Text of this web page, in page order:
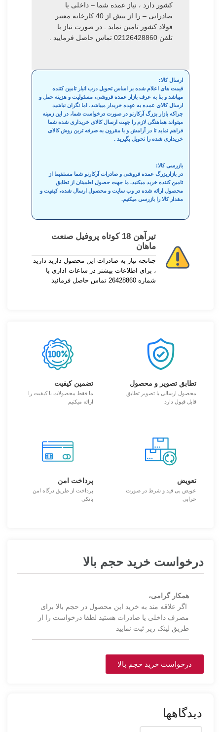
کشور دارد ، نیاز عمده شما – داخلی یا
صادراتی – را از بیش از 40 کارخانه معتبر
فولاد کشور تامین نماید . در صورت نیاز با
تلفن 02126428860 تماس حاصل فرمایید .
ارسال کالا:
قیمت های اعلام شده بر اساس تحویل درب انبار تامین کننده
میباشد و بنا به عرف بازار عمده فروشی، مسئولیت و هزینه حمل و
ارسال کالای عمده به عهده خریدار میباشد، اما نگران نباشید
چراکه بازار بزرگ آرکارنو در صورت درخواست شما، در این زمینه
میتواند هماهنگی لازم را جهت ارسال کالای خریداری شده شما
فراهم نماید تا در آرامش و با مقرون به صرفه ترین روش کالای
خریداری شده را تحویل بگیرید .
بازرسی کالا:
در بازاربزرگ عمده فروشی و صادرات آرکارنو شما مستقیما از
تامین کننده خرید میکنید. ما جهت حصول اطمینان از تطابق
محصول ارائه شده در وب سایت و محصول ارسال شده، کیفیت و
مقدار کالا را بازرسی میکنیم.
تیرآهن 18 کوتاه پروفیل صنعت
ماهان
چنانچه نیاز به صادرات این محصول دارید دارید
، برای اطلاعات بیشتر در ساعات اداری با
شماره 26428860 تماس حاصل فرمائید
تطابق تصویر و محصول
محصول ارسالی با تصویر تطابق
قابل قبول دارد
تضمین کیفیت
ما فقط محصولات با کیفیت را
ارائه میکنیم
تعویض
عویض بی قید و شرط در صورت
خرابی
پرداخت امن
پرداخت از طریق درگاه امن
بانکی
درخواست خرید حجم بالا
همکار گرامی،
اگر علاقه مند به خرید این محصول در حجم بالا برای
مصرف داخلی یا صادرات هستید لطفا درخواست را از
طریق لینک زیر ثبت نمایید
درخواست خرید حجم بالا
دیدگاهها